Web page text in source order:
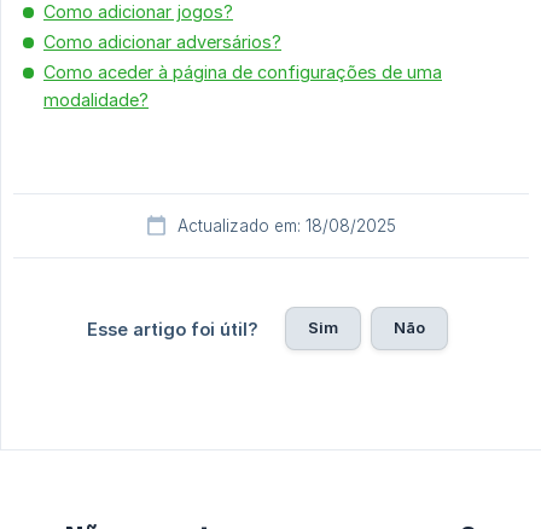
Como adicionar jogos?
Como adicionar adversários?
Como aceder à página de configurações de uma
modalidade?
Actualizado em: 18/08/2025
Esse artigo foi útil? Sim Não